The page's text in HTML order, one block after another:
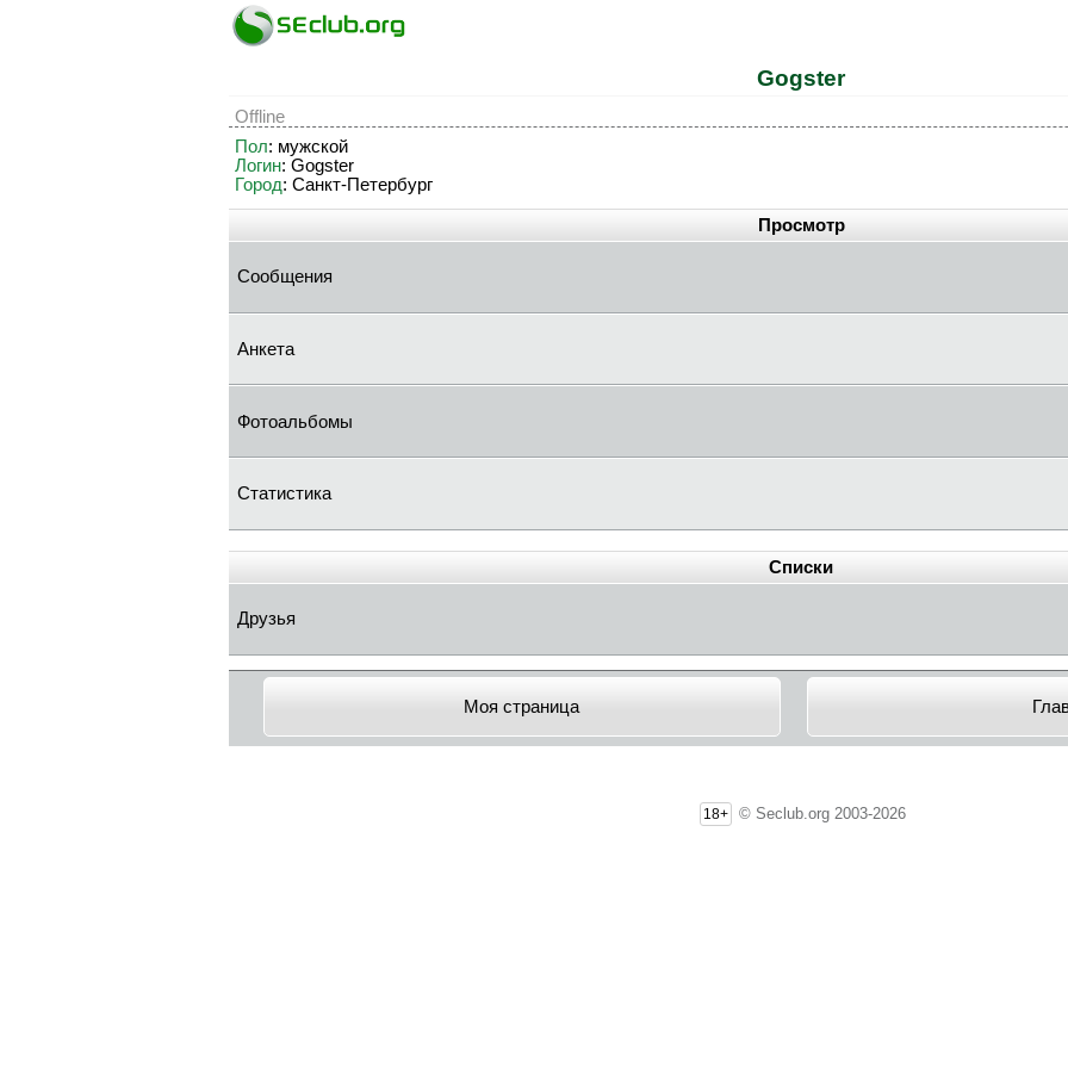
Gogster
Offline
Пол: мужской
Логин: Gogster
Город: Санкт-Петербург
Просмотр
Сообщения
Анкета
Фотоальбомы
Статистика
Списки
Друзья
Моя страница
18+ © Seclub.org 2003-2026